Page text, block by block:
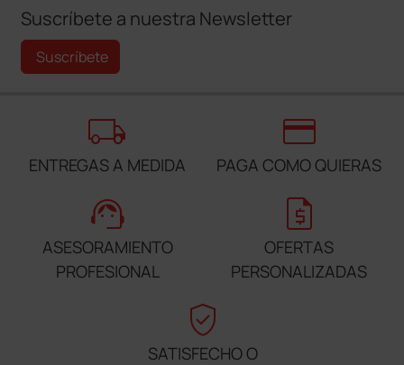
Suscríbete a nuestra Newsletter
Suscríbete
local_shipping
ENTREGAS A MEDIDA
credit_card
PAGA COMO QUIERAS
support_agent
ASESORAMIENTO
PROFESIONAL
request_quote
OFERTAS
PERSONALIZADAS
verified_user
SATISFECHO O